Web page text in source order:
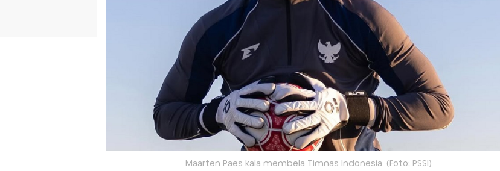
Maarten Paes kala membela Timnas Indonesia. (Foto: PSSI)